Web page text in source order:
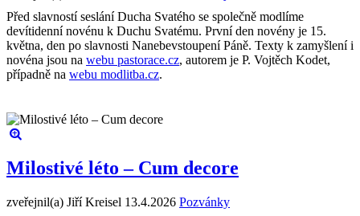
Před slavností seslání Ducha Svatého se společně modlíme
devítidenní novénu k Duchu Svatému. První den novény je 15.
května, den po slavnosti Nanebevstoupení Páně. Texty k zamyšlení i
novéna jsou na webu pastorace.cz, autorem je P. Vojtěch Kodet,
případně na webu modlitba.cz.
Milostivé léto – Cum decore
zveřejnil(a) Jiří Kreisel 13.4.2026 Pozvánky